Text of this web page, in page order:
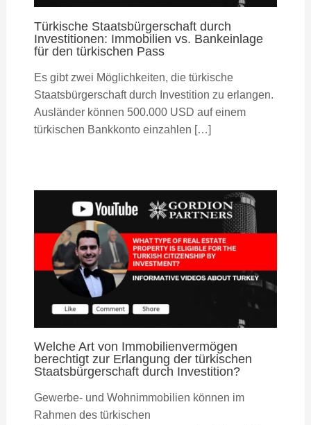
Türkische Staatsbürgerschaft durch
Investitionen: Immobilien vs. Bankeinlage
für den türkischen Pass
Es gibt zwei Möglichkeiten, die türkische
Staatsbürgerschaft durch Investition zu erlangen.
Ausländer können 500.000 USD auf einem
türkischen Bankkonto einzahlen […]
Welche Art von Immobilienvermögen
berechtigt zur Erlangung der türkischen
Staatsbürgerschaft durch Investition?
Gewerbe- und Wohnimmobilien können im
Rahmen des türkischen